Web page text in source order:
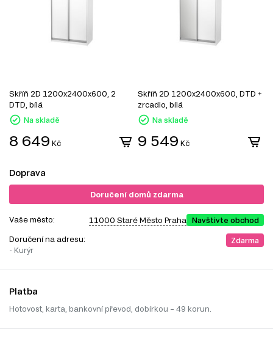
Skříň 2D 1200x2400x600, 2
DTD, bílá
Na skladě
8 649 Kč
Skříň 2D 1200x2400x600, DTD +
zrcadlo, bílá
Na skladě
9 549 Kč
Doprava
Doručení domů zdarma
Vaše město: 11000 Staré Město Praha Navštivte obchod
Doručení na adresu:
- Kurýr
Zdarma
Platba
Hotovost, karta, bankovní převod, dobírkou – 49 korun.